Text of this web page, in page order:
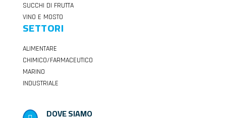
SUCCHI DI FRUTTA
VINO E MOSTO
SETTORI
ALIMENTARE
CHIMICO/FARMACEUTICO
MARINO
INDUSTRIALE
DOVE SIAMO